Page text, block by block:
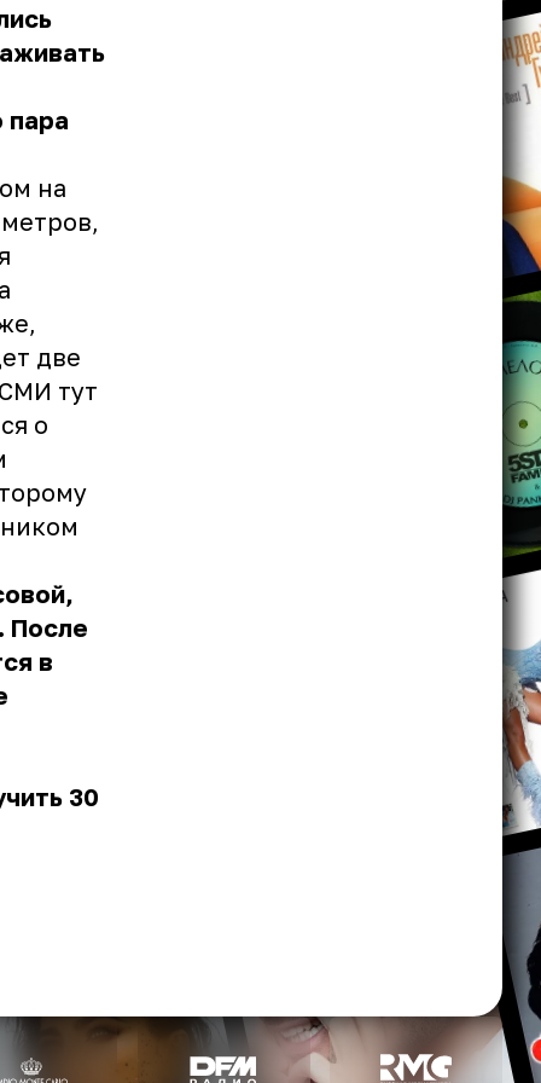
пара
на
две
тут
о
После
в
30